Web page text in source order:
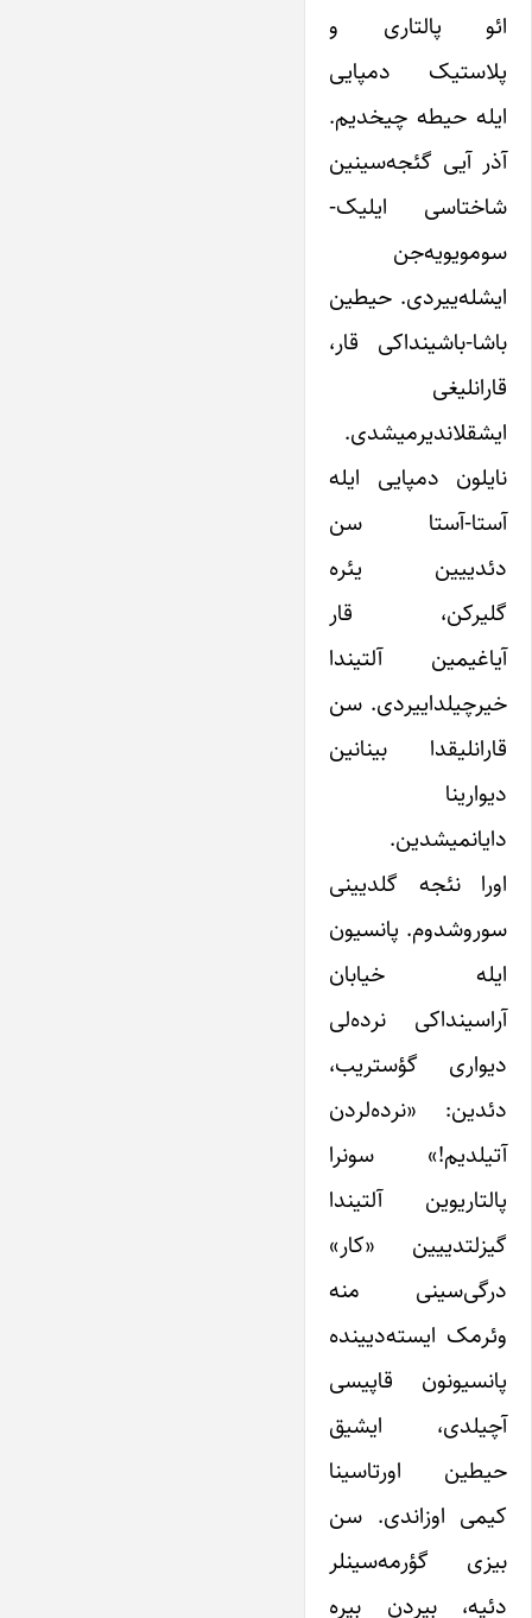
ائو پالتاری و
پلاستیک دمپایی
ایله حیطه چیخدیم.
آذر آیی گئجه‌سینین
شاختاسی ایلیک-
سومویویه‌جن
ایشله‌ییردی. حیطین
باشا-باشینداکی قار،
قارانلیغی
ایشقلاندیرمیشدی.
نایلون دمپایی ایله
آستا-آستا سن
دئدییین یئره
گلیرکن، قار
آیاغیمین آلتیندا
خیرچیلداییردی. سن
قارانلیقدا بینانین
دیوارینا
دایانمیشدین.
اورا نئجه گلدیینی
سوروشدوم. پانسیون
ایله خیابان
آراسینداکی نرده‌لی
دیواری گؤستریب،
دئدین: «نرده‌لردن
آتیلدیم!» سونرا
پالتاریوین آلتیندا
گیزلتدییین «کار»
درگی‌سینی منه
وئرمک ایسته‌دیینده
پانسیونون قاپیسی
آچیلدی، ایشیق
حیطین اورتاسینا
کیمی اوزاندی. سن
بیزی گؤرمه‌سینلر
دئیه، بیردن بیره